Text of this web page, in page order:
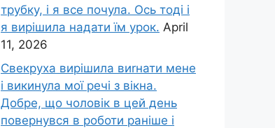
трубку, і я все почула. Ось тоді і
я вирішила надати їм урок. April
11, 2026
Свекруха вирішила виrнати мене
і викинула мої речі з вікна.
Добре, що чоловік в цей день
повернувся в роботи раніше і